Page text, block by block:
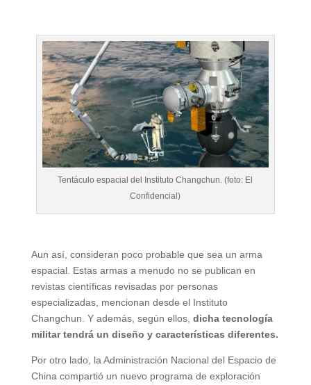
Tentáculo espacial del Instituto Changchun. (foto: El
Confidencial)
Aun así, consideran poco probable que sea un arma
espacial. Estas armas a menudo no se publican en
revistas científicas revisadas por personas
especializadas, mencionan desde el Instituto
Changchun. Y además, según ellos, dicha tecnología
militar tendrá un diseño y características diferentes.
Por otro lado, la Administración Nacional del Espacio de
China compartió un nuevo programa de exploración